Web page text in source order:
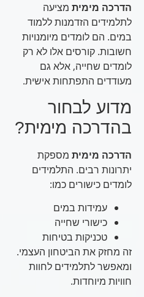
הדרכה מימיתמציעה
לתלמידים הזדמנות ללמוד
במים. הם לומדים מיומנויות
חשובות. קורסים אלו לא רק
לומדים שחייה, אלא גם
מעודדים התפתחות אישית.
מדוע לבחור
בהדרכה מימית?
הדרכה מימיתמספקת
יתרונות רבים. התלמידים
לומדים כישורים כמו:
עמידות במים
כישורי שחייה
טכניקות בטיחות
זה מחזק את הביטחון העצמי.
ומאפשר לתלמידים לחוות
חוויות מיוחדות.